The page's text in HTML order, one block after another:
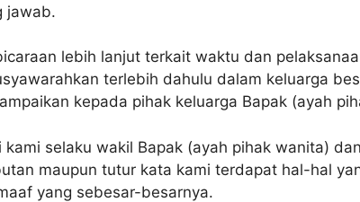
jawab.
lebih lanjut terkait waktu dan
terlebih dahulu dalam keluarga
kepada pihak keluarga Bapak (ayah
selaku wakil Bapak (ayah pihak wanita)
maupun tutur kata kami terdapat hal-hal
yang sebesar-besarnya.